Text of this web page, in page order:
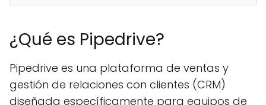
¿Qué es Pipedrive?
Pipedrive es una plataforma de ventas y
gestión de relaciones con clientes (CRM)
diseñada específicamente para equipos de